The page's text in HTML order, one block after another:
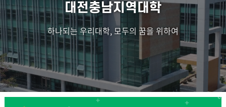
대전충남지역대학
하나되는 우리대학, 모두의 꿈을 위하여